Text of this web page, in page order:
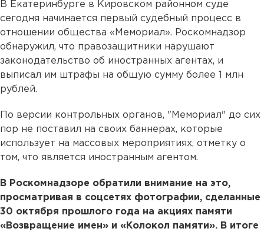
В Екатеринбурге в Кировском районном суде
сегодня начинается первый судебный процесс в
отношении общества «Мемориал». Роскомнадзор
обнаружил, что правозащитники нарушают
законодательство об иностранных агентах, и
выписал им штрафы на общую сумму более 1 млн
рублей.
По версии контрольных органов, "Мемориал" до сих
пор не поставил на своих баннерах, которые
использует на массовых мероприятиях, отметку о
том, что является иностранным агентом.
В Роскомнадзоре обратили внимание на это,
просматривая в соцсетях фотографии, сделанные
30 октября прошлого года на акциях памяти
«Возвращение имен» и «Колокол памяти». В итоге